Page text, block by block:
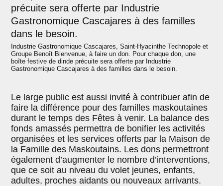
Industrie Gastronomique Cascajares, Saint-Hyacinthe Technopole et
Groupe Benoît Bienvenue, à faire un don. Pour chaque don, une
boîte festive de dinde précuite sera offerte par Industrie
Gastronomique Cascajares à des familles dans le besoin.
Le large public est aussi invité à contribuer afin de
faire la différence pour des familles maskoutaines
durant le temps des Fêtes à venir. La balance des
fonds amassés permettra de bonifier les activités
organisées et les services offerts par la Maison de
la Famille des Maskoutains. Les dons permettront
également d’augmenter le nombre d’interventions,
que ce soit au niveau du volet jeunes, enfants,
adultes, proches aidants ou nouveaux arrivants.